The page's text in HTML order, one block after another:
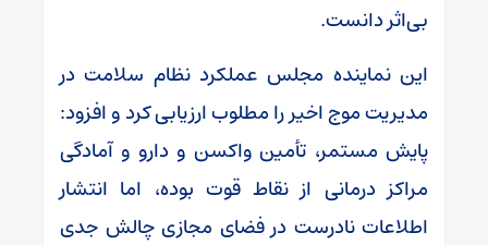
بی‌اثر دانست.
این نماینده مجلس عملکرد نظام سلامت در
مدیریت موج اخیر را مطلوب ارزیابی کرد و افزود:
پایش مستمر، تأمین واکسن و دارو و آمادگی
مراکز درمانی از نقاط قوت بوده، اما انتشار
اطلاعات نادرست در فضای مجازی چالش جدی